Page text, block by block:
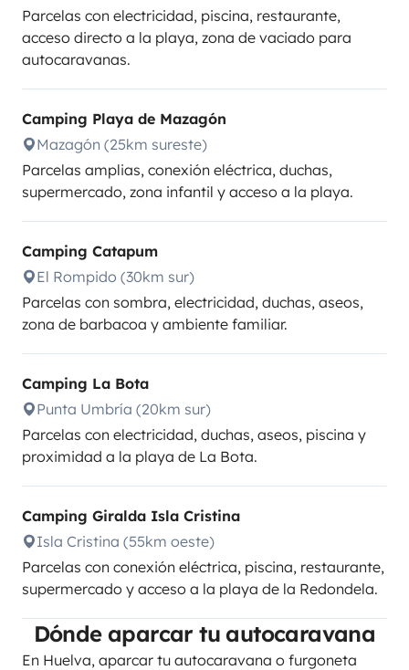
Parcelas con electricidad, piscina, restaurante,
acceso directo a la playa, zona de vaciado para
autocaravanas.
Camping Playa de Mazagón
Mazagón (25km sureste)
Parcelas amplias, conexión eléctrica, duchas,
supermercado, zona infantil y acceso a la playa.
Camping Catapum
El Rompido (30km sur)
Parcelas con sombra, electricidad, duchas, aseos,
zona de barbacoa y ambiente familiar.
Camping La Bota
Punta Umbría (20km sur)
Parcelas con electricidad, duchas, aseos, piscina y
proximidad a la playa de La Bota.
Camping Giralda Isla Cristina
Isla Cristina (55km oeste)
Parcelas con conexión eléctrica, piscina, restaurante,
supermercado y acceso a la playa de la Redondela.
Dónde aparcar tu autocaravana
En Huelva, aparcar tu autocaravana o furgoneta